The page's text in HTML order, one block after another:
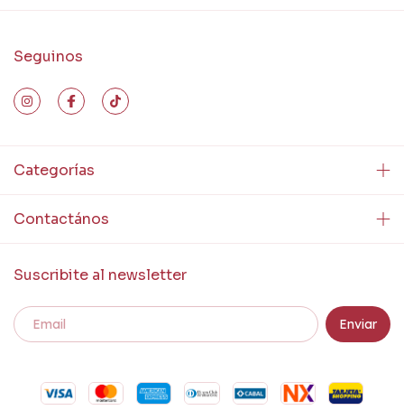
Seguinos
Categorías
Contactános
Suscribite al newsletter